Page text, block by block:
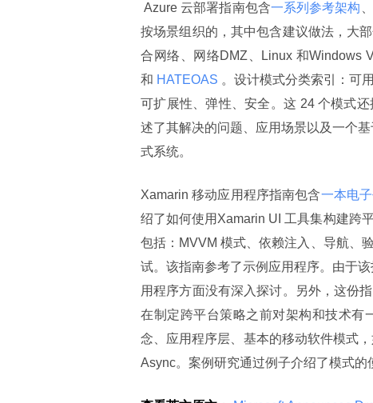
Azure 云部署指南包含一系列参考架构
按场景组织的，其中包含建议做法，大
合网络、网络DMZ、Linux 和Windows
和 HATEOAS 。设计模式分类索引：可
可扩展性、弹性、安全。这 24 个模式
述了其解决的问题、应用场景以及一个
式系统。
Xamarin 移动应用程序指南包含一本电
绍了如何使用Xamarin UI 工具集构建跨
包括：MVVM 模式、依赖注入、导航、
试。该指南参考了示例应用程序。由于
用程序方面没有深入探讨。另外，这份
在制定跨平台策略之前对架构和技术有
念、应用程序层、基本的移动软件模式
Async。案例研究通过例子介绍了模式的